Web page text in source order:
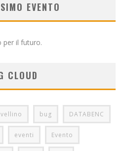
EVENTO
per il futuro.
CLOUD
bug DATABENC
eventi Evento